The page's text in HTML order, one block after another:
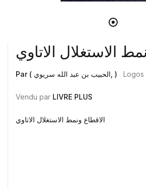
الاستغلال الاتاوي
Par ( الحبيب بن عبد الله سريوي, ) Logos
Vendu par LIVRE PLUS
الاقطاع ونمط الاستغلال الاتاوي